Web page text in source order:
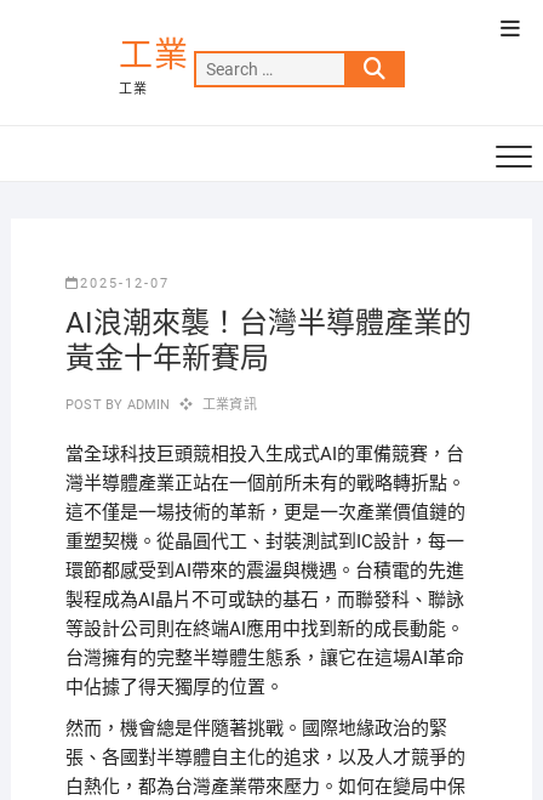
工業
工業
Search
…
2025-12-07
AI浪潮來襲！台灣半導體產業的
黃金十年新賽局
POST BY ADMIN 工業資訊
當全球科技巨頭競相投入生成式AI的軍備競賽，台
灣半導體產業正站在一個前所未有的戰略轉折點。
這不僅是一場技術的革新，更是一次產業價值鏈的
重塑契機。從晶圓代工、封裝測試到IC設計，每一
環節都感受到AI帶來的震盪與機遇。台積電的先進
製程成為AI晶片不可或缺的基石，而聯發科、聯詠
等設計公司則在終端AI應用中找到新的成長動能。
台灣擁有的完整半導體生態系，讓它在這場AI革命
中佔據了得天獨厚的位置。
然而，機會總是伴隨著挑戰。國際地緣政治的緊
張、各國對半導體自主化的追求，以及人才競爭的
白熱化，都為台灣產業帶來壓力。如何在變局中保